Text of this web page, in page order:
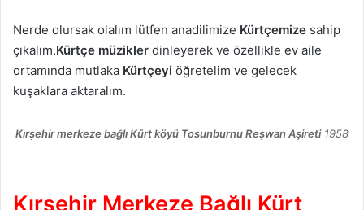
Nerde olursak olalım lütfen anadilimize Kürtçemize sahip
çıkalım.Kürtçe müzikler dinleyerek ve özellikle ev aile
ortamında mutlaka Kürtçeyi öğretelim ve gelecek
kuşaklara aktaralım.
Kırşehir merkeze bağlı Kürt köyü Tosunburnu Reşwan Aşireti 1958
Kırşehir Merkeze Bağlı Kürt